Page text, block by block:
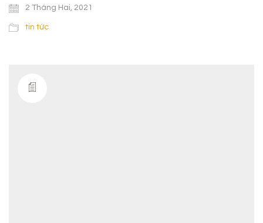
2 Tháng Hai, 2021
tin tức